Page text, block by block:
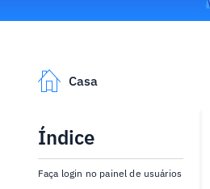
Casa
Índice
Faça login no painel de usuários